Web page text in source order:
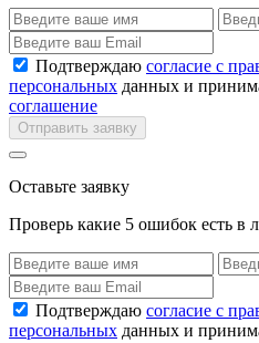
Подтверждаю согласие с
персональных данных и
соглашение
Отправить заявку
Оставьте заявку
Проверь какие 5 ошибок есть в
Подтверждаю согласие с
персональных данных и